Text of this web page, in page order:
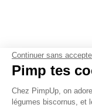
Continuer sans
Pimp tes
Chez PimpUp, on
légumes biscornus, et
Suis
Pour te